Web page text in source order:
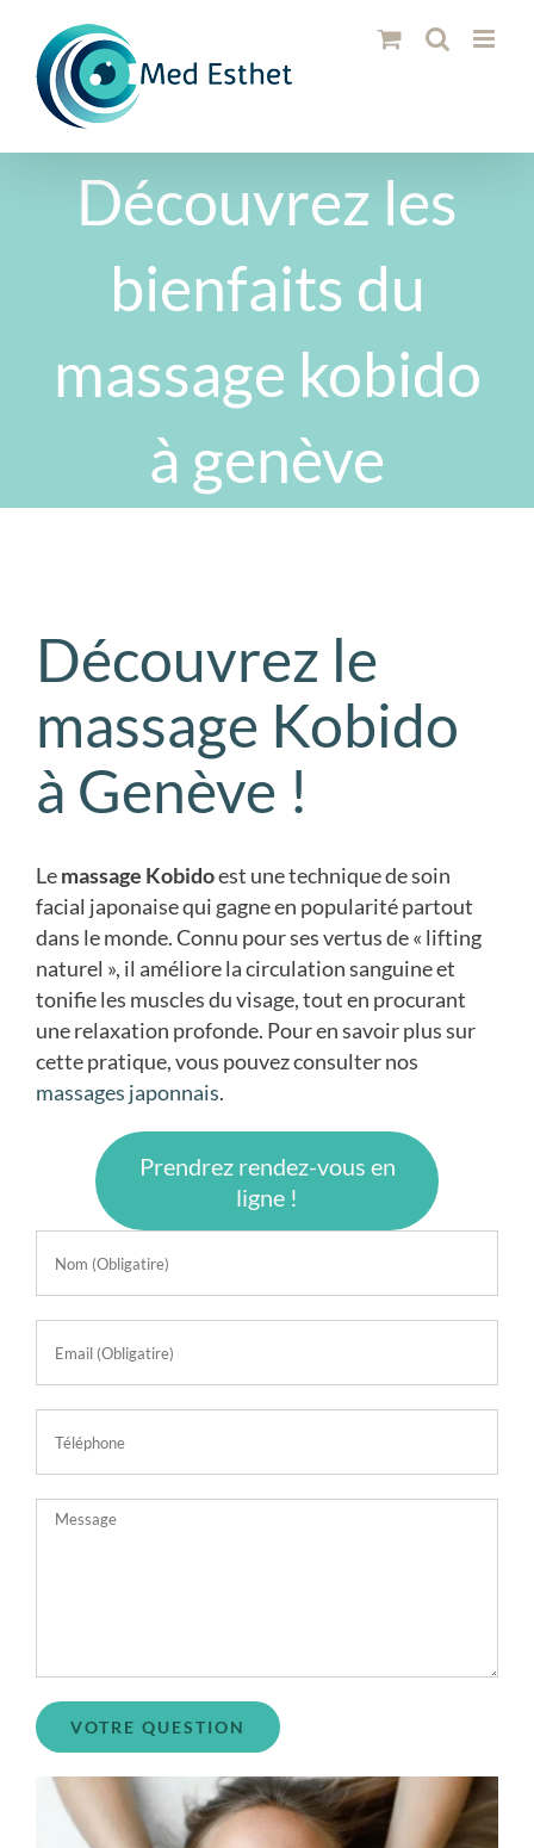
contenu
Découvrez les
bienfaits du
massage kobido
à genève
Découvrez le
massage Kobido
à Genève !
Lemassage Kobidoest une technique de soin
facial japonaise qui gagne en popularité partout
dans le monde. Connu pour ses vertus de « lifting
naturel », il améliore la circulation sanguine et
tonifie les muscles du visage, tout en procurant
une relaxation profonde. Pour en savoir plus sur
cette pratique, vous pouvez consulter nos
massages japonnais.
Prendrez rendez-vous en
ligne !